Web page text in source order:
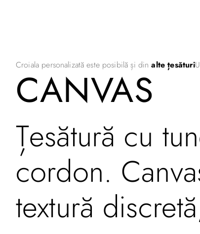
Croiala personalizată este posibilă și dinalte țesături
CANVAS
Țesătură cu
cordon.
textură